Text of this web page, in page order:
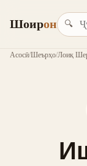
Шоирон 🔍
Асосӣ/Шеърҳо/Лоиқ